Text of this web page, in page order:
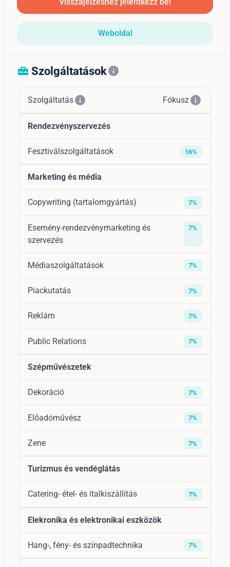
Visszajelzéshez jelentkezz be!
Weboldal
home_repair_service Szolgáltatásokinfo
Szolgáltatásinfo Fókuszinfo
Rendezvényszervezés
Fesztiválszolgáltatások 16%
Marketing és média
Copywriting (tartalomgyártás) 7%
Esemény-rendezvénymarketing és
szervezés
7%
Médiaszolgáltatások 7%
Piackutatás 7%
Reklám 7%
Public Relations 7%
Szépművészetek
Dekoráció 7%
Előadóművész 7%
Zene 7%
Turizmus és vendéglátás
Catering- étel- és italkiszállítás 7%
Elekronika és elektronikai eszközök
Hang-, fény- és színpadtechnika 7%